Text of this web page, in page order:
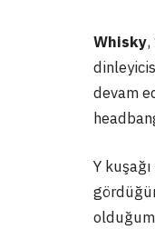
Whisky
devam
Y